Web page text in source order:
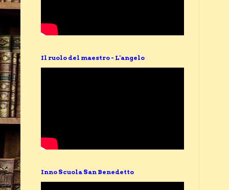
Il ruolo del maestro - L'angelo
Inno Scuola San Benedetto